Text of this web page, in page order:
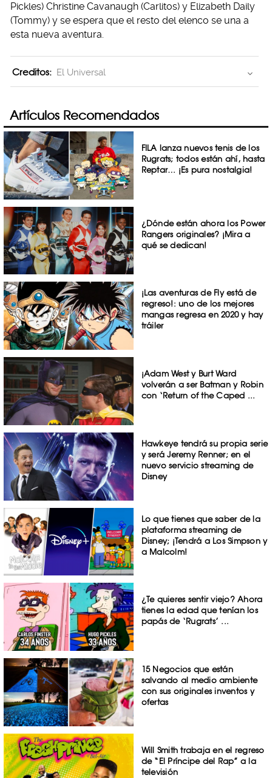
Pickles) Christine Cavanaugh (Carlitos) y Elizabeth Daily
(Tommy) y se espera que el resto del elenco se una a
esta nueva aventura.
Creditos: El Universal
Artículos Recomendados
FILA lanza nuevos tenis de los
Rugrats; todos están ahí, hasta
Reptar… ¡Es pura nostalgia!
¿Dónde están ahora los Power
Rangers originales? ¡Mira a
qué se dedican!
¡Las aventuras de Fly está de
regreso!: uno de los mejores
mangas regresa en 2020 y hay
tráiler
¡Adam West y Burt Ward
volverán a ser Batman y Robin
con ‘Return of the Caped ...
Hawkeye tendrá su propia serie
y será Jeremy Renner; en el
nuevo servicio streaming de
Disney
Lo que tienes que saber de la
plataforma streaming de
Disney; ¡Tendrá a Los Simpson y
a Malcolm!
¿Te quieres sentir viejo? Ahora
tienes la edad que tenían los
papás de ‘Rugrats’ ...
15 Negocios que están
salvando al medio ambiente
con sus originales inventos y
ofertas
Will Smith trabaja en el regreso
de “El Príncipe del Rap” a la
televisión